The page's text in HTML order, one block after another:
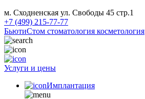
м. Сходненская ул. Свободы 45 стр.1
+7 (499) 215-77-77
БьютиСтом стоматология косметология
Услуги и цены
Имплантация